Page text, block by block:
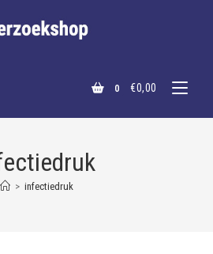
0 €0,00
> infectiedruk